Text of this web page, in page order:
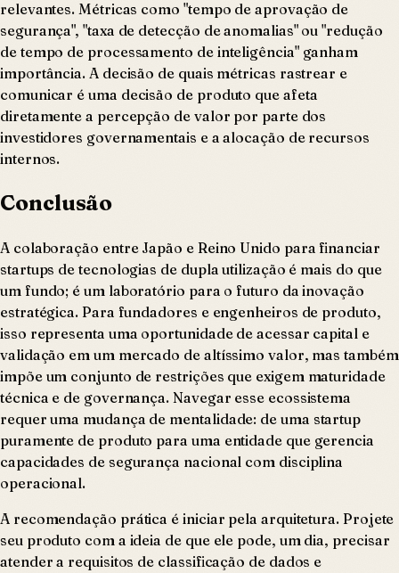
relevantes. Métricas como "tempo de aprovação de
segurança", "taxa de detecção de anomalias" ou "redução
de tempo de processamento de inteligência" ganham
importância. A decisão de quais métricas rastrear e
comunicar é uma decisão de produto que afeta
diretamente a percepção de valor por parte dos
investidores governamentais e a alocação de recursos
internos.
Conclusão
A colaboração entre Japão e Reino Unido para financiar
startups de tecnologias de dupla utilização é mais do que
um fundo; é um laboratório para o futuro da inovação
estratégica. Para fundadores e engenheiros de produto,
isso representa uma oportunidade de acessar capital e
validação em um mercado de altíssimo valor, mas também
impõe um conjunto de restrições que exigem maturidade
técnica e de governança. Navegar esse ecossistema
requer uma mudança de mentalidade: de uma startup
puramente de produto para uma entidade que gerencia
capacidades de segurança nacional com disciplina
operacional.
A recomendação prática é iniciar pela arquitetura. Projete
seu produto com a ideia de que ele pode, um dia, precisar
atender a requisitos de classificação de dados e